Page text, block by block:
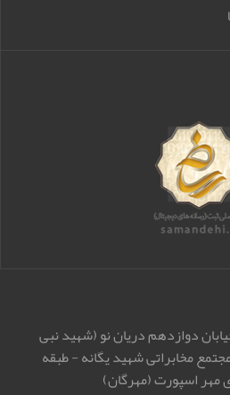
دوازدهم دریان نو (شهید نبی
مخابراتی شهید یگانه - طبقه
مهر اسپورت (مهرگان)